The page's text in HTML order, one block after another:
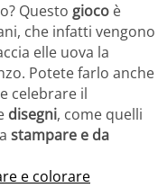
Questo gioco è
che infatti vengono
elle uova la
Potete farlo anche
celebrare il
disegni, come quelli
stampare e da
e colorare